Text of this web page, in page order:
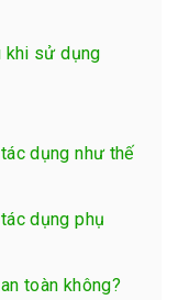
khi sử dụng
dụng như thế
dụng phụ
toàn không?